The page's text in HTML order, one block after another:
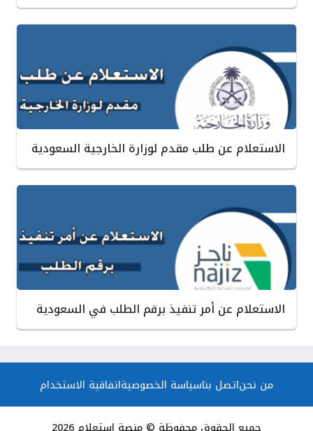
الاستعلام عن طلب مقدم لوزارة الخارجية السعودية
الاستعلام عن أمر تنفيذ برقم الطلب في السعودية
من نحناتصل بناسياسة الخصوصيةاتفاقية الاستخدام